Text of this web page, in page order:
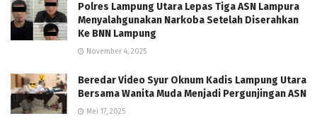
Polres Lampung Utara Lepas Tiga ASN Lampura
Menyalahgunakan Narkoba Setelah Diserahkan
Ke BNN Lampung
November 4, 2025
Beredar Video Syur Oknum Kadis Lampung Utara
Bersama Wanita Muda Menjadi Pergunjingan ASN
Mei 17, 2025